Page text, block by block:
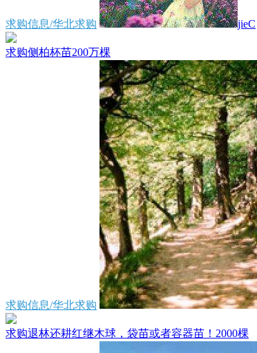
求购信息/华北求购 jieC
求购侧柏杯苗200万棵
求购信息/华北求购
求购退林还耕红继木球，袋苗或者容器苗！2000棵